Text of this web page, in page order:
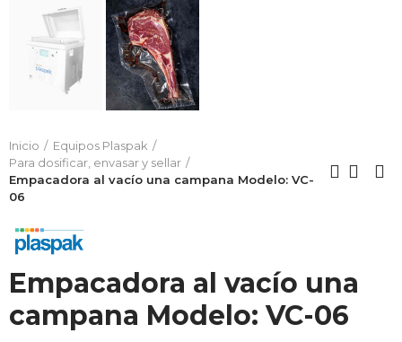
Inicio
Equipos Plaspak
Para dosificar, envasar y sellar
Empacadora al vacío una campana Modelo: VC-
06
Empacadora al vacío una
campana Modelo: VC-06